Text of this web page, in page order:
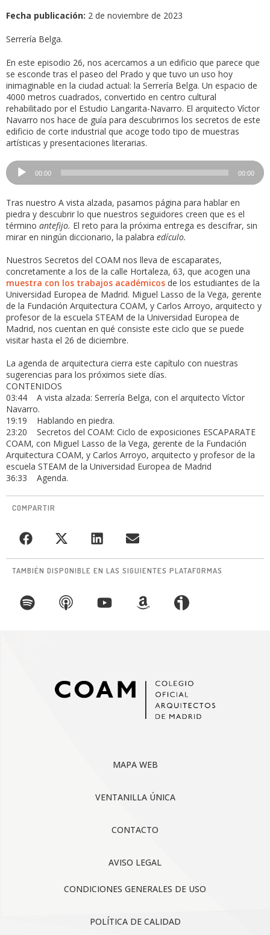
Fecha publicación: 2 de noviembre de 2023
Serrería Belga.
En este episodio 26, nos acercamos a un edificio que parece que
se esconde tras el paseo del Prado y que tuvo un uso hoy
inimaginable en la ciudad actual: la Serrería Belga. Un espacio de
4000 metros cuadrados, convertido en centro cultural
rehabilitado por el Estudio Langarita-Navarro. El arquitecto Víctor
Navarro nos hace de guía para descubrirnos los secretos de este
edificio de corte industrial que acoge todo tipo de muestras
artísticas y presentaciones literarias.
Reproductor
de
audio
00:00 00:00
Tras nuestro A vista alzada, pasamos página para hablar en
piedra y descubrir lo que nuestros seguidores creen que es el
término antefijo. El reto para la próxima entrega es descifrar, sin
mirar en ningún diccionario, la palabra edículo.
Nuestros Secretos del COAM nos lleva de escaparates,
concretamente a los de la calle Hortaleza, 63, que acogen una
muestra con los trabajos académicos de los estudiantes de la
Universidad Europea de Madrid. Miguel Lasso de la Vega, gerente
de la Fundación Arquitectura COAM, y Carlos Arroyo, arquitecto y
profesor de la escuela STEAM de la Universidad Europea de
Madrid, nos cuentan en qué consiste este ciclo que se puede
visitar hasta el 26 de diciembre.
La agenda de arquitectura cierra este capítulo con nuestras
sugerencias para los próximos siete días.
CONTENIDOS
03:44 A vista alzada: Serrería Belga, con el arquitecto Víctor
Navarro.
19:19 Hablando en piedra.
23:20 Secretos del COAM: Ciclo de exposiciones ESCAPARATE
COAM, con Miguel Lasso de la Vega, gerente de la Fundación
Arquitectura COAM, y Carlos Arroyo, arquitecto y profesor de la
escuela STEAM de la Universidad Europea de Madrid
36:33 Agenda.
COMPARTIR
TAMBIÉN DISPONIBLE EN LAS SIGUIENTES PLATAFORMAS
MAPA WEB
VENTANILLA ÚNICA
CONTACTO
AVISO LEGAL
CONDICIONES GENERALES DE USO
POLÍTICA DE CALIDAD